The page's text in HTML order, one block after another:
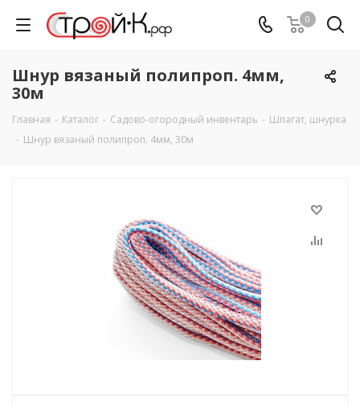
0
Шнур вязаный полипроп. 4мм,
30м
Главная - Каталог - Садово-огородный инвентарь - Шпагат, шнурка
- Шнур вязаный полипроп. 4мм, 30м